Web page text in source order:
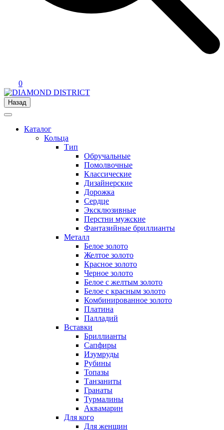
0
Назад
Каталог
Кольца
Тип
Обручальные
Помолвочные
Классические
Дизайнерские
Дорожка
Сердце
Эксклюзивные
Перстни мужские
Фантазийные бриллианты
Металл
Белое золото
Желтое золото
Красное золото
Черное золото
Белое с желтым золото
Белое с красным золото
Комбинированное золото
Платина
Палладий
Вставки
Бриллианты
Сапфиры
Изумруды
Рубины
Топазы
Танзаниты
Гранаты
Турмалины
Аквамарин
Для кого
Для женщин